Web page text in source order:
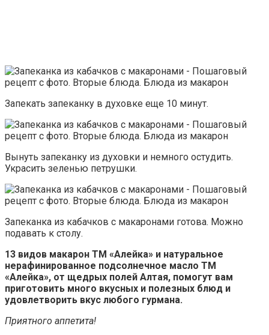
Запекать запеканку в духовке еще 10 минут.
Вынуть запеканку из духовки и немного остудить.
Украсить зеленью петрушки.
Запеканка из кабачков с макаронами готова. Можно
подавать к столу.
13 видов макарон ТМ «Алейка» и натуральное
нерафинированное подсолнечное масло ТМ
«Алейка», от щедрых полей Алтая, помогут вам
приготовить много вкусных и полезных блюд и
удовлетворить вкус любого гурмана.
Приятного аппетита!